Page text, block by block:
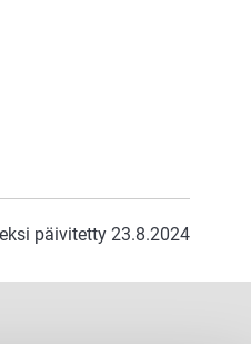
päivitetty 23.8.2024